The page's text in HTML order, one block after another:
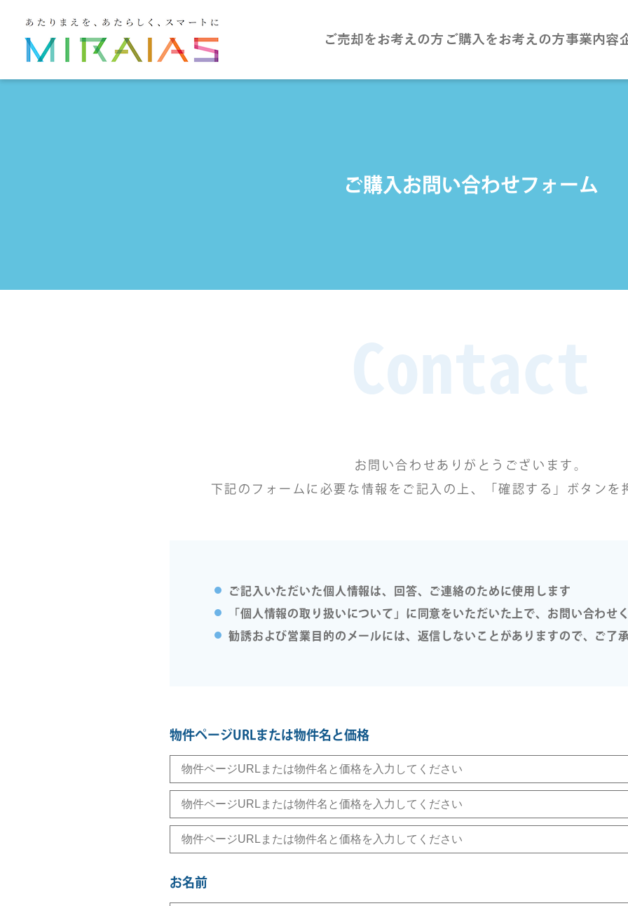
ご売却をお考えの方 ご購入をお考えの方事業内容
ご購入お問い合わせフォーム
お問い合わせありがとうございます。
下記のフォームに必要な情報をご記入の上、「確認する」ボタンを
ご記入いただいた個人情報は、回答、ご連絡のために使用します
「個人情報の取り扱いについて」に同意をいただいた上で、お問い合わせ
勧誘および営業目的のメールには、返信しないことがありますので、ご了
物件ページURLまたは物件名と価格
お名前